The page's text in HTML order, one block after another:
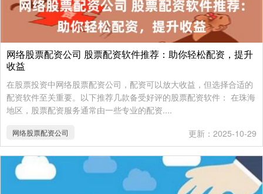
网络股票配资公司 股票配资软件推荐：助你轻松配资，提升
收益
在股票投资中网络股票配资公司，配资可以放大收益，但选择合适的
配资软件至关重要。以下推荐几款备受好评的股票配资软件： 在珠海
地区，股票配资服务通常由一些专业的配资....
网络股票配资公司 更新：2025-10-29